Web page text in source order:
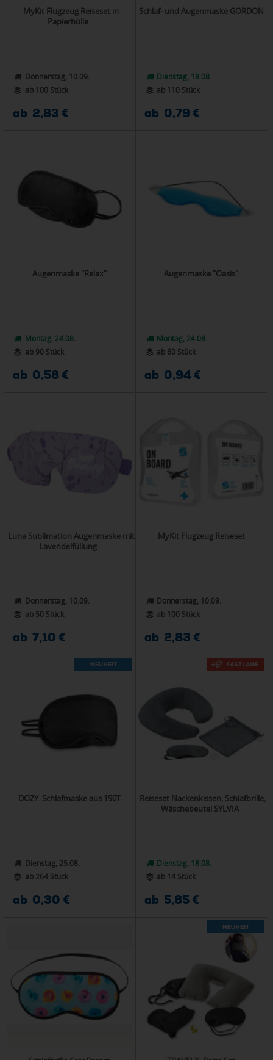
MyKit Flugzeug Reiseset in
Papierhülle
Donnerstag, 10.09.
ab 100 Stück
ab 2,83 €
Schlaf- und Augenmaske GORDON
Dienstag, 18.08.
ab 110 Stück
ab 0,79 €
Augenmaske "Relax"
Montag, 24.08.
ab 90 Stück
ab 0,58 €
Augenmaske "Oasis"
Montag, 24.08.
ab 60 Stück
ab 0,94 €
Luna Sublimation Augenmaske mit
Lavendelfüllung
Donnerstag, 10.09.
ab 50 Stück
ab 7,10 €
MyKit Flugzeug Reiseset
Donnerstag, 10.09.
ab 100 Stück
ab 2,83 €
DOZY. Schlafmaske aus 190T
Dienstag, 25.08.
ab 264 Stück
ab 0,30 €
Reiseset Nackenkissen, Schlafbrille,
Wäschebeutel SYLVIA
Dienstag, 18.08.
ab 14 Stück
ab 5,85 €